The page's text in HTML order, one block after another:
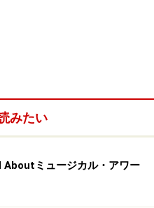
みたい
Aboutミュージカル・アワー